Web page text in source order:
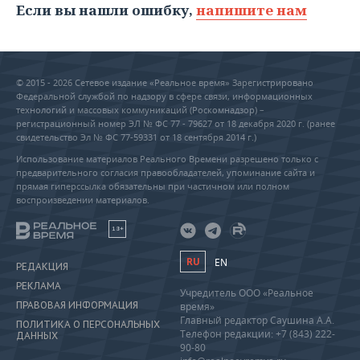
Если вы нашли ошибку, напишите нам
© 2015 - 2026 Сетевое издание «Реальное время» Зарегистрировано
Федеральной службой по надзору в сфере связи, информационных
технологий и массовых коммуникаций (Роскомнадзор) –
регистрационный номер ЭЛ № ФС 77 - 79627 от 18 декабря 2020 г. (ранее
свидетельство Эл № ФС 77-59331 от 18 сентября 2014 г.)
Использование материалов Реального Времени разрешено только с
предварительного согласия правообладателей, упоминание сайта и
прямая гиперссылка обязательны при частичном или полном
воспроизведении материалов.
18+
РЕДАКЦИЯ
РЕКЛАМА
ПРАВОВАЯ ИНФОРМАЦИЯ
ПОЛИТИКА О ПЕРСОНАЛЬНЫХ
ДАННЫХ
RU EN
Учредитель ООО «Реальное
время»
Главный редактор Саушина А.А.
Телефон редакции: +7 (843) 222-
90-80